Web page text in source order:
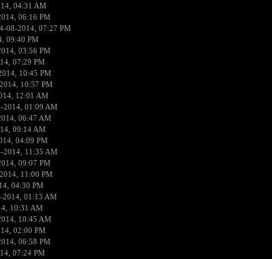
04:31 AM
06:16 PM
08-2014, 07:27 PM
09:40 PM
03:56 PM
07:29 PM
10:45 PM
10:57 PM
12:01 AM
01:09 AM
06:47 AM
09:14 AM
04:09 PM
11:35 AM
09:07 PM
11:00 PM
04:30 PM
2014, 01:13 AM
10:31 AM
10:45 AM
02:00 PM
06:58 PM
07:24 PM